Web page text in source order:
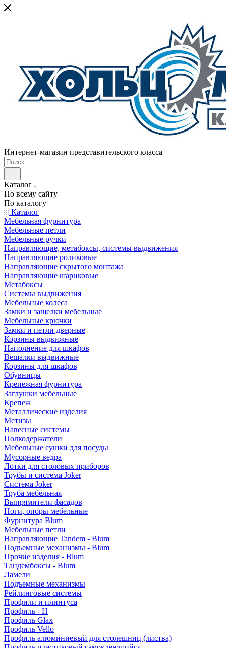
Интернет-магазин представительского класса
Каталог
По всему сайту
По каталогу
Каталог
Мебельная фурнитура
Мебельные петли
Мебельные ручки
Направляющие, метабоксы, системы выдвижения
Направляющие роликовые
Направляющие скрытого монтажа
Направляющие шариковые
Метабоксы
Системы выдвижения
Мебельные колеса
Замки и защелки мебельные
Мебельные крючки
Замки и петли дверные
Корзины выдвижные
Наполнение для шкафов
Вешалки выдвижные
Корзины для шкафов
Обувницы
Крепежная фурнитура
Заглушки мебельные
Крепеж
Металлические изделия
Метизы
Навесные системы
Полкодержатели
Мебельные сушки для посуды
Мусорные ведра
Лотки для столовых приборов
Трубы и система Joker
Система Joker
Труба мебельная
Выпрямители фасадов
Ноги, опоры мебельные
Фурнитура Blum
Мебельные петли
Направляющие Tandem - Blum
Подъемные механизмы - Blum
Прочие изделия - Blum
Тандембоксы - Blum
Ламели
Подъемные механизмы
Рейлинговые системы
Профили и плинтуса
Профиль - H
Профиль Glax
Профиль Vello
Профиль алюминиевый для столешниц (листва)